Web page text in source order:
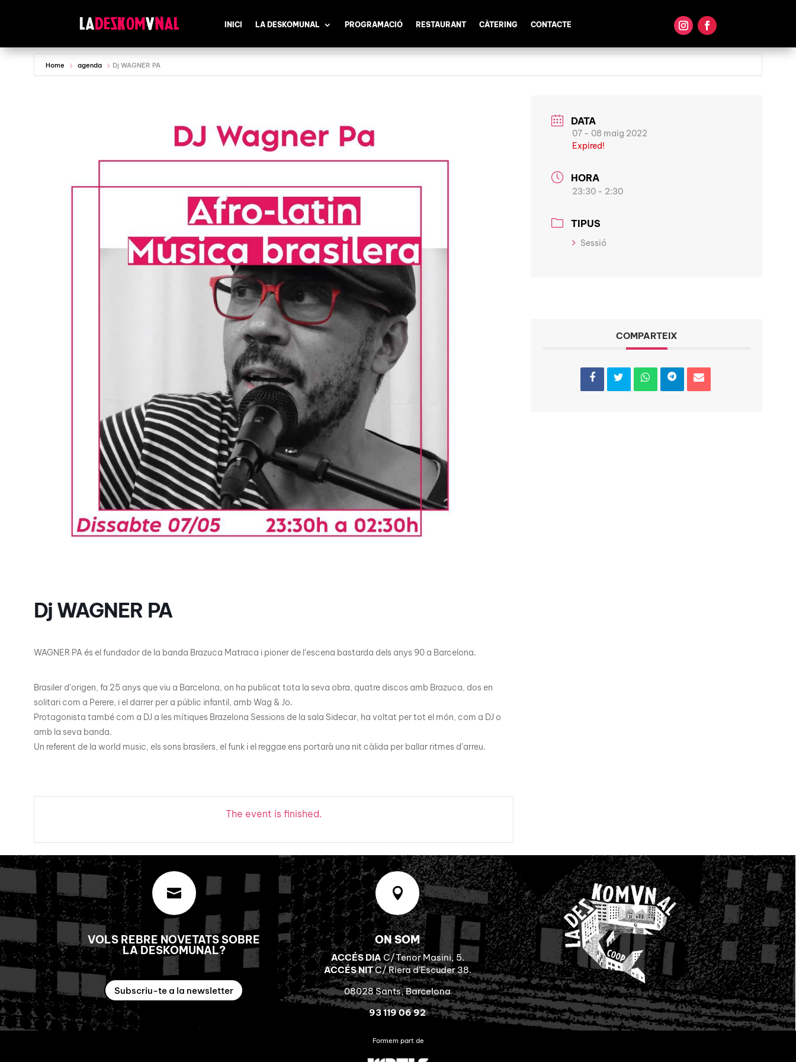
INICI LA DESKOMUNAL PROGRAMACIÓ RESTAURANT CÀTERING CONTACTE
Home agenda Dj WAGNER PA
Dj WAGNER PA
WAGNER PA és el fundador de la banda Brazuca Matraca i pioner de l’escena bastarda dels anys 90 a Barcelona.
Brasiler d’origen, fa 25 anys que viu a Barcelona, on ha publicat tota la seva obra, quatre discos amb Brazuca, dos en
solitari com a Perere, i el darrer per a públic infantil, amb Wag & Jo.
Protagonista també com a DJ a les mítiques Brazelona Sessions de la sala Sidecar, ha voltat per tot el món, com a DJ o
amb la seva banda.
Un referent de la world music, els sons brasilers, el funk i el reggae ens portarà una nit càlida per ballar ritmes d’arreu.
The event is finished.
DATA
07 - 08 maig 2022
Expired!
HORA
23:30 - 2:30
TIPUS
Sessió
COMPARTEIX

VOLS REBRE NOVETATS SOBRE
LA DESKOMUNAL?
Subscriu-te a la newsletter

ON SOM
ACCÉS DIA C/Tenor Masini, 5.
ACCÉS NITC/ Riera d’Escuder 38.
08028 Sants, Barcelona
93 119 06 92
Formem part de